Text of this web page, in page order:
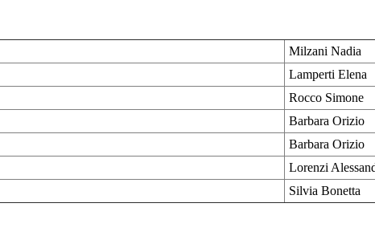
Milzani Nadia
Lamperti Elena
Rocco Simone
Barbara Orizio
Barbara Orizio
Lorenzi
Silvia Bonetta